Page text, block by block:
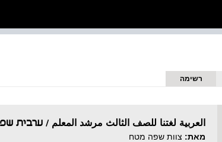
רשימה
العربية لغتنا للصف الثالث مرشد المعلم / ערבית
מאת: צוות שפה מטח